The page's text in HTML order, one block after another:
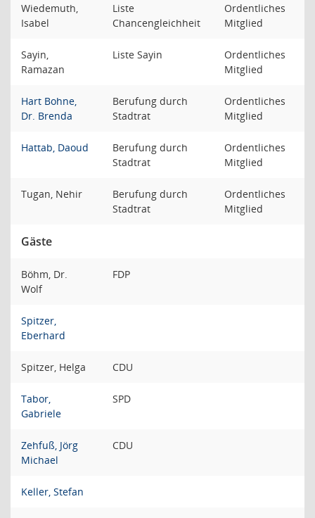
Wiedemuth,
Isabel
Liste
Chancengleichheit
Ordentliches
Mitglied
Sayin,
Ramazan
Liste Sayin
Ordentliches
Mitglied
Hart Bohne,
Dr. Brenda
Berufung durch
Stadtrat
Ordentliches
Mitglied
Hattab, Daoud
Berufung durch
Stadtrat
Ordentliches
Mitglied
Tugan, Nehir
Berufung durch
Stadtrat
Ordentliches
Mitglied
Gäste
Böhm, Dr.
Wolf
FDP
Spitzer,
Eberhard
Spitzer, Helga CDU
Tabor,
Gabriele
SPD
Zehfuß, Jörg
Michael
CDU
Keller, Stefan